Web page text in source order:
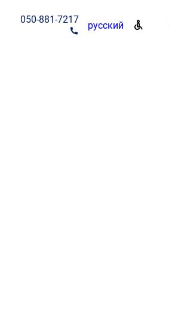
русский
050-881-7217